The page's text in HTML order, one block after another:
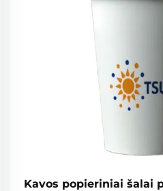
Kavos popieriniai šalai